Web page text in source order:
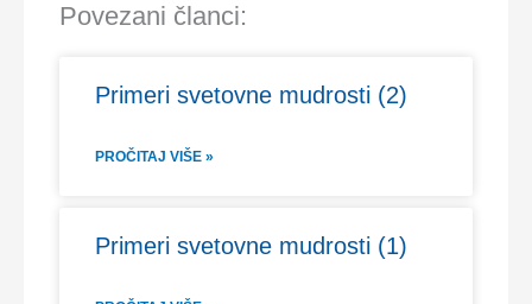
Povezani članci:
Primeri svetovne mudrosti (2)
PROČITAJ VIŠE »
Primeri svetovne mudrosti (1)